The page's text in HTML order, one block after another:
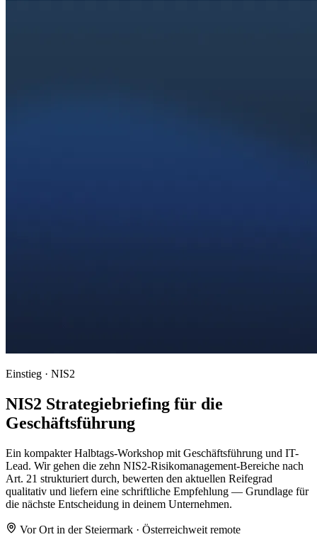
Einstieg · NIS2
NIS2 Strategiebriefing für die
Geschäftsführung
Ein kompakter Halbtags-Workshop mit Geschäftsführung und IT-
Lead. Wir gehen die zehn NIS2-Risikomanagement-Bereiche nach
Art. 21 strukturiert durch, bewerten den aktuellen Reifegrad
qualitativ und liefern eine schriftliche Empfehlung — Grundlage für
die nächste Entscheidung in deinem Unternehmen.
Vor Ort in der Steiermark · Österreichweit remote